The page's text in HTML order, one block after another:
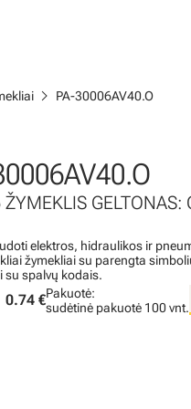
chevron_right PA-30006AV40.O
ŽYMEKLIS
elektros, hidraulikos ir
žymekliai su parengta
su spalvų kodais.
0.74 €Pakuotė:
sudėtinė pakuotė 100 vnt.